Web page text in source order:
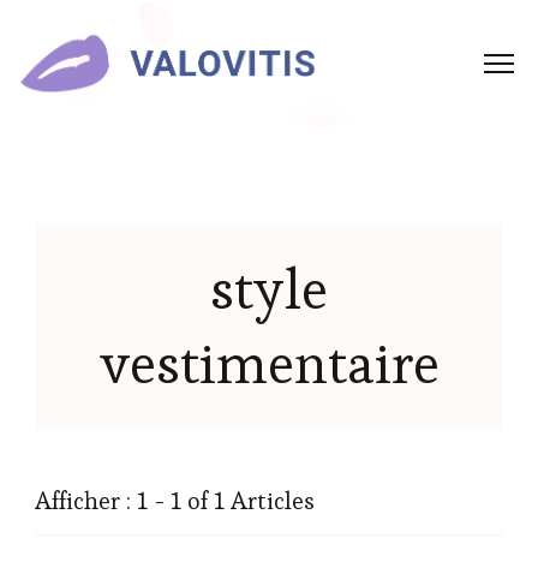
style
vestimentaire
Afficher : 1 - 1 of 1 Articles